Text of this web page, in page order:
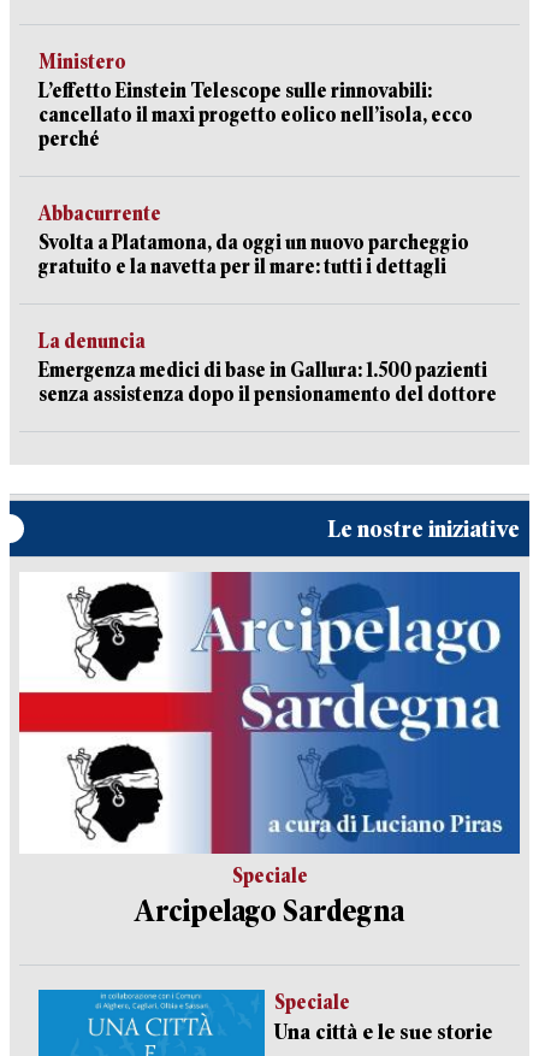
Ministero
L’effetto Einstein Telescope sulle rinnovabili:
cancellato il maxi progetto eolico nell’isola, ecco
perché
Abbacurrente
Svolta a Platamona, da oggi un nuovo parcheggio
gratuito e la navetta per il mare: tutti i dettagli
La denuncia
Emergenza medici di base in Gallura: 1.500 pazienti
senza assistenza dopo il pensionamento del dottore
Le nostre iniziative
Speciale
Arcipelago Sardegna
Speciale
Una città e le sue storie